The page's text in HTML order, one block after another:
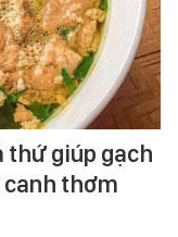
thứ giúp gạch
canh thơm